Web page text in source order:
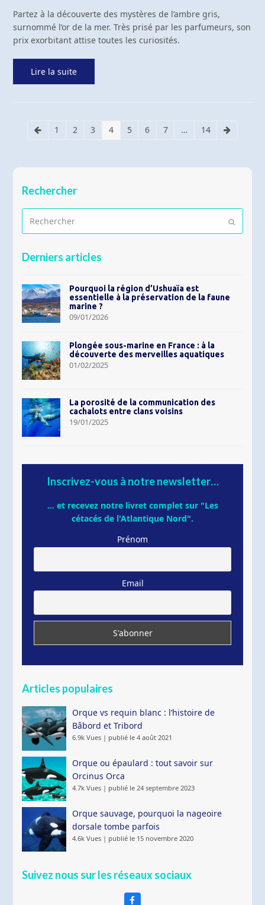
Partez à la découverte des mystères de l’ambre gris,
surnommé l’or de la mer. Très prisé par les parfumeurs, son
prix exorbitant attise toutes les curiosités.
Lire la suite
Précédent
Page
1 Page
2 Page
3 Page
4 Page
5 Page
6 Page
7 … Page
14 Suivant
Rechercher
Rechercher
Envoyer
Derniers articles
Pourquoi la région d’Ushuaïa est
essentielle à la préservation de la faune
marine ?
09/01/2026
Plongée sous-marine en France : à la
découverte des merveilles aquatiques
01/02/2025
La porosité de la communication des
cachalots entre clans voisins
19/01/2025
Inscrivez-vous à notre newsletter…
... et recevez notre livret complet sur "Les
cétacés de l'Atlantique Nord".
Prénom
Email
Articles populaires
Orque vs requin blanc : l’histoire de
Bâbord et Tribord
6.9k Vues | publié le 4 août 2021
Orque ou épaulard : tout savoir sur
Orcinus Orca
4.7k Vues | publié le 24 septembre 2023
Orque sauvage, pourquoi la nageoire
dorsale tombe parfois
4.6k Vues | publié le 15 novembre 2020
Suivez nous sur les réseaux sociaux